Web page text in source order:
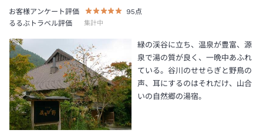
お客様アンケート評価
95 点
るるぶトラベル評価
集計中
緑の渓谷に立ち、温泉が豊富、源
泉で湯の質が良く、一晩中あふれ
ている。谷川のせせらぎと野鳥の
声、耳にするのはそれだけ、山合
いの自然郷の湯宿。